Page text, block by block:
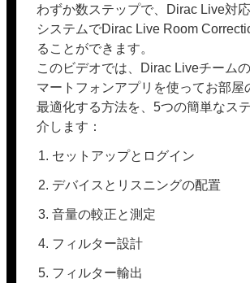
わずか数ステップで、Dirac Live対
システムでDirac Live Room
ることができます。
このビデオでは、Dirac Liveチーム
マートフォンアプリを使ってお部屋
最適化する方法を、5つの簡単なス
介します：
セットアップとログイン
デバイスとリスニングの配置
音量の較正と測定
フィルター設計
フィルター輸出